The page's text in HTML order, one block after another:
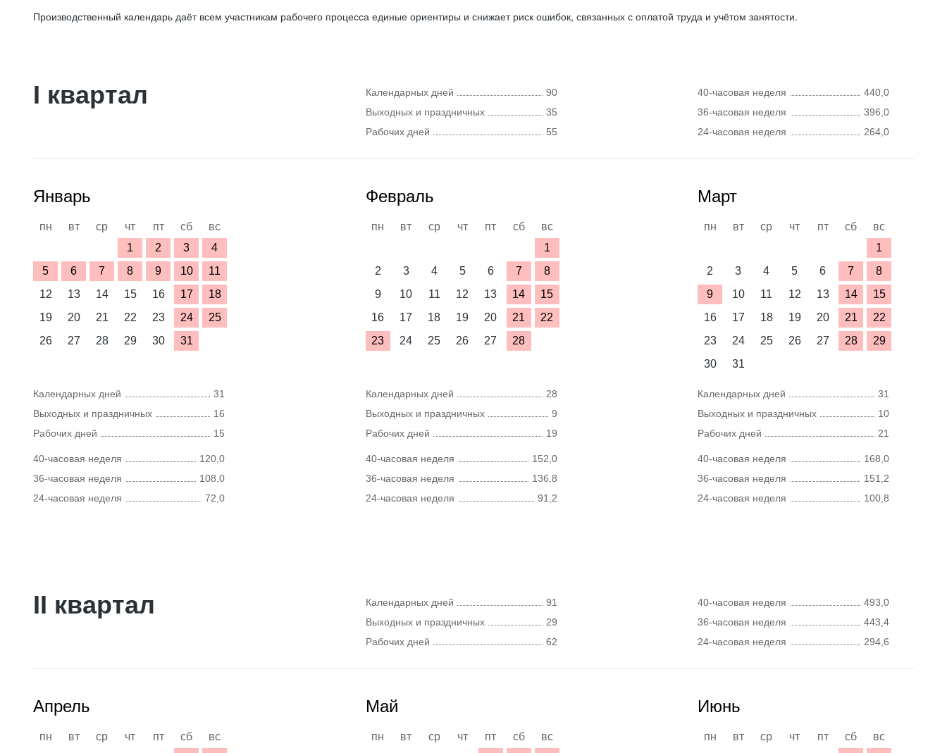
Производственный календарь даёт всем участникам рабочего процесса единые ориентиры и снижает риск ошибок, связанных с оплатой труда и учётом занятости.
I квартал Календарных дней
90
Выходных и праздничных
35
Рабочих дней
55
40-часовая неделя
440,0
36-часовая неделя
396,0
24-часовая неделя
264,0
Январь
пн вт ср чт пт сб
вс
1
2 3
4
5
6 7 8 9 10
11
12
13 14 15 16 17
18
19
20 21 22 23 24
25
26
27 28 29 30 31
Календарных дней
31
Выходных и праздничных
16
Рабочих дней
15
40-часовая неделя
120,0
36-часовая неделя
108,0
24-часовая неделя
72,0
Февраль
пн вт ср чт пт сб
вс
1
2
3 4 5 6 7
8
9
10 11 12 13 14
15
16
17 18 19 20 21
22
23
24 25 26 27 28
Календарных дней
28
Выходных и праздничных
9
Рабочих дней
19
40-часовая неделя
152,0
36-часовая неделя
136,8
24-часовая неделя
91,2
Март
пн вт ср чт пт сб
вс
1
2
3 4 5 6 7
8
9
10 11 12 13 14
15
16
17 18 19 20 21
22
23
24 25 26 27 28
29
30
31
Календарных дней
31
Выходных и праздничных
10
Рабочих дней
21
40-часовая неделя
168,0
36-часовая неделя
151,2
24-часовая неделя
100,8
II квартал Календарных дней
91
Выходных и праздничных
29
Рабочих дней
62
40-часовая неделя
493,0
36-часовая неделя
443,4
24-часовая неделя
294,6
Апрель
пн вт ср чт пт сб
вс
Май
пн вт ср чт пт сб
вс
Июнь
пн вт ср чт пт сб
вс